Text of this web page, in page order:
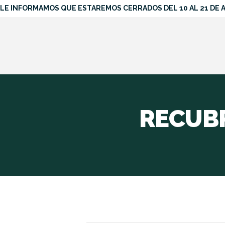
LE INFORMAMOS QUE ESTAREMOS CERRADOS DEL 10 AL 21 DE